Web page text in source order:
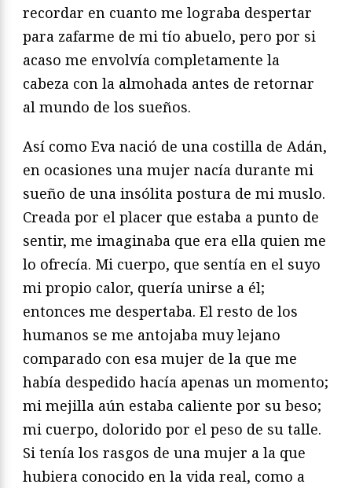
recordar en cuanto me lograba despertar
para zafarme de mi tío abuelo, pero por si
acaso me envolvía completamente la
cabeza con la almohada antes de retornar
al mundo de los sueños.
Así como Eva nació de una costilla de Adán,
en ocasiones una mujer nacía durante mi
sueño de una insólita postura de mi muslo.
Creada por el placer que estaba a punto de
sentir, me imaginaba que era ella quien me
lo ofrecía. Mi cuerpo, que sentía en el suyo
mi propio calor, quería unirse a él;
entonces me despertaba. El resto de los
humanos se me antojaba muy lejano
comparado con esa mujer de la que me
había despedido hacía apenas un momento;
mi mejilla aún estaba caliente por su beso;
mi cuerpo, dolorido por el peso de su talle.
Si tenía los rasgos de una mujer a la que
hubiera conocido en la vida real, como a